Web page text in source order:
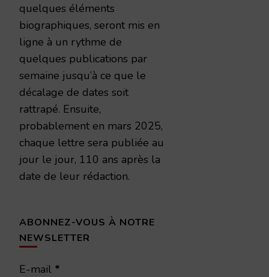
quelques éléments
biographiques, seront mis en
ligne à un rythme de
quelques publications par
semaine jusqu’à ce que le
décalage de dates soit
rattrapé. Ensuite,
probablement en mars 2025,
chaque lettre sera publiée au
jour le jour, 110 ans après la
date de leur rédaction.
ABONNEZ-VOUS À NOTRE
NEWSLETTER
E-mail *